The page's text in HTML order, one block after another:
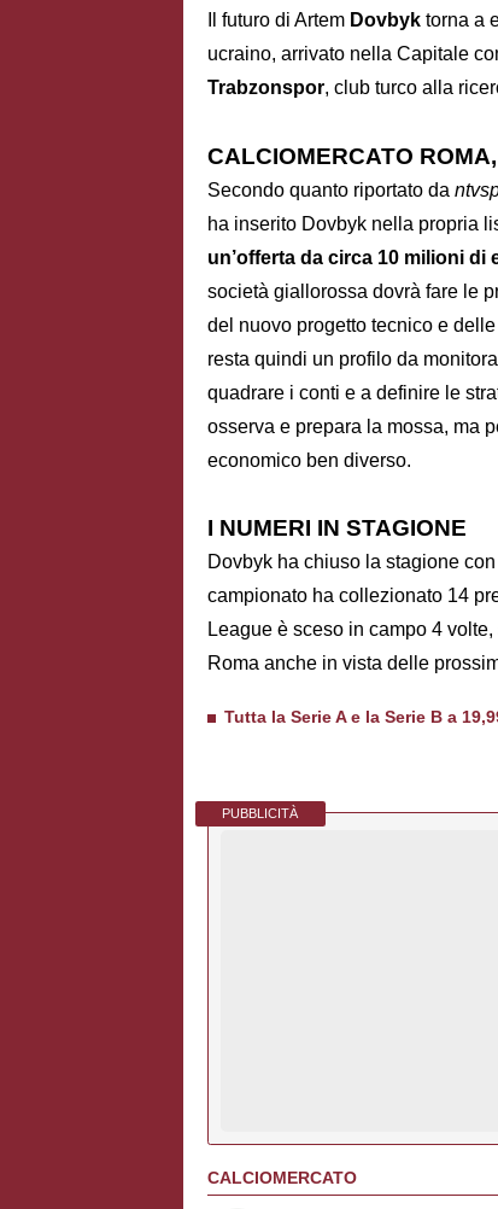
Il futuro di Artem Dovbyk torna a
ucraino, arrivato nella Capitale
Trabzonspor, club turco alla
CALCIOMERCATO
Secondo quanto riportato da
ha inserito Dovbyk nella propria
un’offerta da circa 10 milioni di
società giallorossa dovrà fare le
del nuovo progetto tecnico e
resta quindi un profilo da
quadrare i conti e a definire le
osserva e prepara la mossa, ma
economico ben diverso.
I NUMERI IN STAGIONE
Dovbyk ha chiuso la stagione
campionato ha collezionato 14
League è sceso in campo 4
Roma anche in vista delle
Tutta la Serie A e la Serie B a
PUBBLICITÀ
CALCIOMERCATO